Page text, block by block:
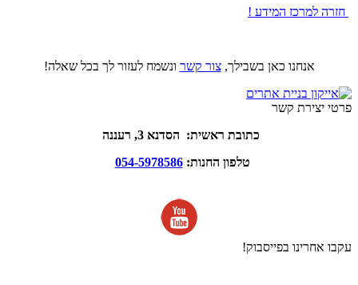
חזרה למרכז המידע !
אנחנו כאן בשבילך,צור קשר ונשמח לעזור לך בכל שאלה!
פרטי יצירת קשר
כתובת ראשית: הסדנא 3, רעננה
טלפון החנות:054-5978586
עקבו אחרינו בפייסבוק!